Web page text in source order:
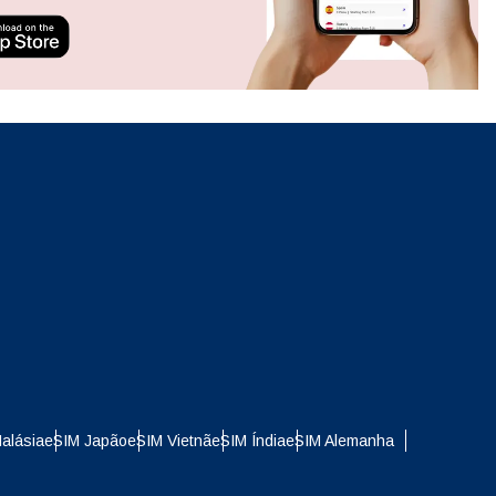
eSIM JapãoeSIM VietnãeSIM ÍndiaeSIM Alemanha